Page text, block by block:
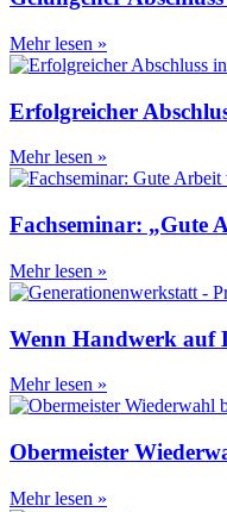
Mehr lesen »
Erfolgreicher
Mehr lesen »
Fachseminar: „Gute
Mehr lesen »
Wenn Handwerk auf
Mehr lesen »
Obermeister
Mehr lesen »